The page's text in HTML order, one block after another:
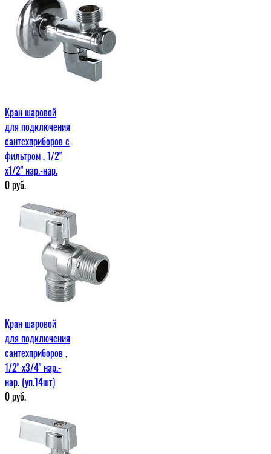
Кран шаровой
для подключения
сантехприборов с
фильтром , 1/2"
х1/2" нар.-нар.
0руб.
Кран шаровой
для подключения
сантехприборов ,
1/2" х3/4" нар.-
нар. (уп.14шт)
0руб.